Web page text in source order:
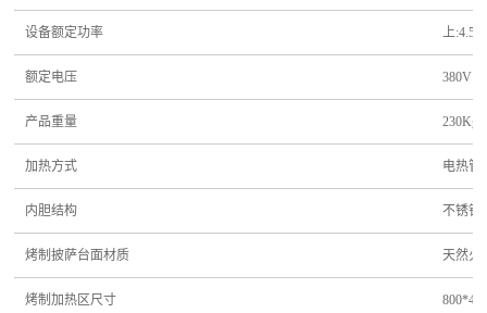
设备额定功率 上
额定电压 380V
产品重量 230Kg
加热方式 电热管
内胆结构 不锈钢
烤制披萨台面材质 天然火
烤制加热区尺寸